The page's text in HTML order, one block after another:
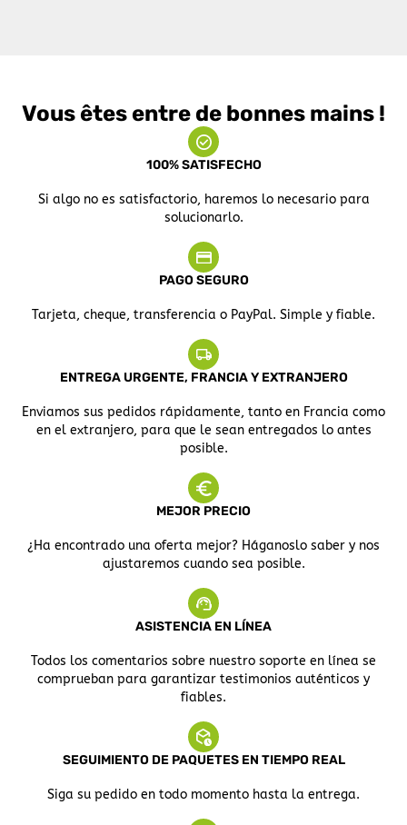
Vous êtes entre de bonnes mains !
100% SATISFECHO
Si algo no es satisfactorio, haremos lo necesario para
solucionarlo.
PAGO SEGURO
Tarjeta, cheque, transferencia o PayPal. Simple y fiable.
ENTREGA URGENTE, FRANCIA Y EXTRANJERO
Enviamos sus pedidos rápidamente, tanto en Francia como
en el extranjero, para que le sean entregados lo antes
posible.
MEJOR PRECIO
¿Ha encontrado una oferta mejor? Háganoslo saber y nos
ajustaremos cuando sea posible.
ASISTENCIA EN LÍNEA
Todos los comentarios sobre nuestro soporte en línea se
comprueban para garantizar testimonios auténticos y
fiables.
SEGUIMIENTO DE PAQUETES EN TIEMPO REAL
Siga su pedido en todo momento hasta la entrega.